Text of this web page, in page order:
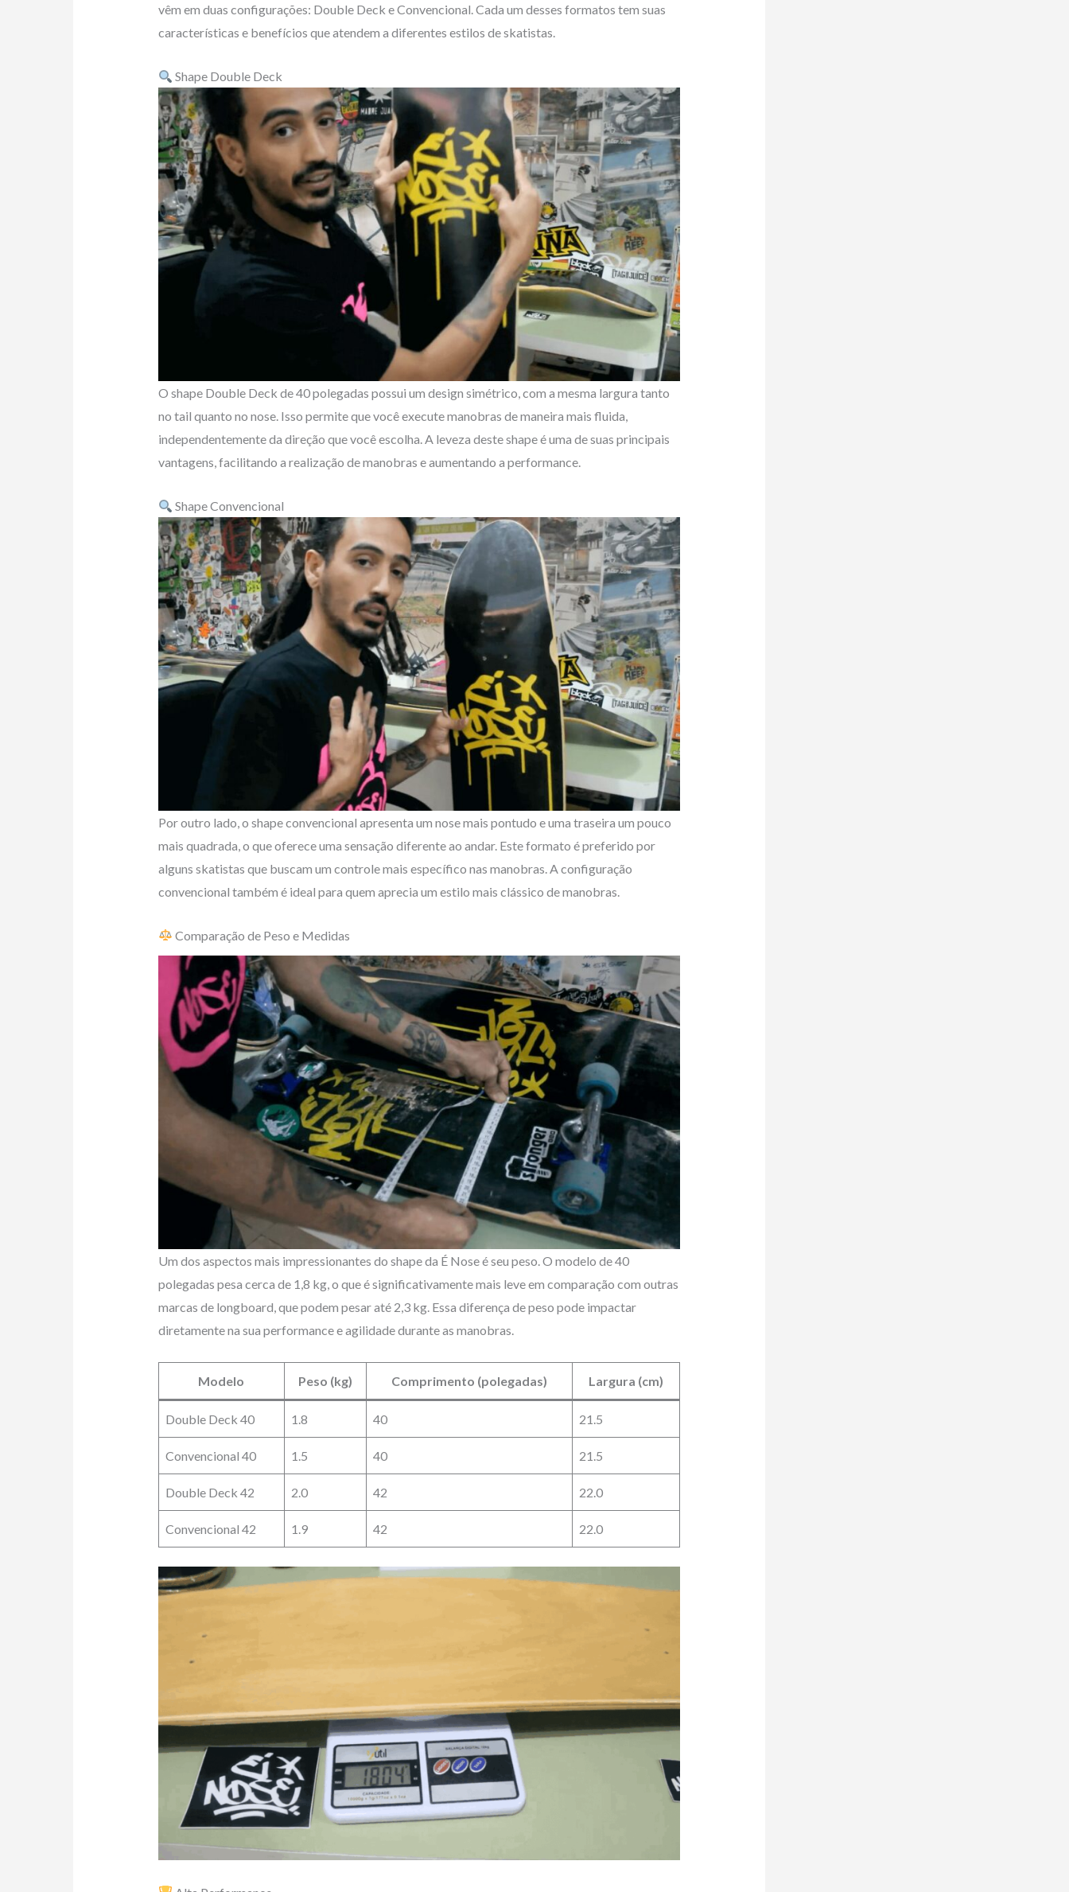
vêm em duas configurações: Double Deck e Convencional. Cada um desses formatos tem suas
características e benefícios que atendem a diferentes estilos de skatistas.
Shape Double Deck
O shape Double Deck de 40 polegadas possui um design simétrico, com a mesma largura tanto
no tail quanto no nose. Isso permite que você execute manobras de maneira mais fluida,
independentemente da direção que você escolha. A leveza deste shape é uma de suas principais
vantagens, facilitando a realização de manobras e aumentando a performance.
Shape Convencional
Por outro lado, o shape convencional apresenta um nose mais pontudo e uma traseira um pouco
mais quadrada, o que oferece uma sensação diferente ao andar. Este formato é preferido por
alguns skatistas que buscam um controle mais específico nas manobras. A configuração
convencional também é ideal para quem aprecia um estilo mais clássico de manobras.
Comparação de Peso e Medidas
Um dos aspectos mais impressionantes do shape da É Nose é seu peso. O modelo de 40
polegadas pesa cerca de 1,8 kg, o que é significativamente mais leve em comparação com outras
marcas de longboard, que podem pesar até 2,3 kg. Essa diferença de peso pode impactar
diretamente na sua performance e agilidade durante as manobras.
Modelo Peso (kg) Comprimento (polegadas) Largura (cm)
Double Deck 40 1.8 40 21.5
Convencional 40 1.5 40 21.5
Double Deck 42 2.0 42 22.0
Convencional 42 1.9 42 22.0